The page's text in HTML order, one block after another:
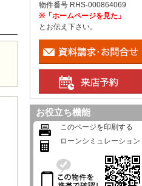
物件番号 RHS-000864069
※「ホームページを見た」
とお伝え下さい。
お役立ち機能
このページを印刷する
ローンシミュレーション